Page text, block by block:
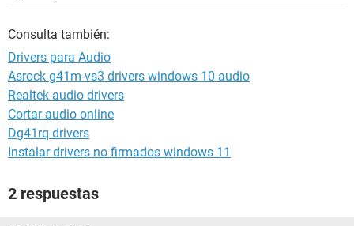
Sitio Webhttp://www.lavalys.com/
Tipo de informe Asistente de informes
Ordenador SEVEN-C65A52F9D
Generador Administrador
Sistema operativo Microsoft Windows XP Professional
5.1.2600 (WinXP Retail)
Fecha 2013-04-03
Hora 10:44
--------[ Resumen ]------------------------------------------------------------------------------
Consulta también:
Drivers para Audio
Asrock g41m-vs3 drivers windows 10 audio
Realtek audio drivers
Cortar audio online
Dg41rq drivers
Instalar drivers no firmados windows 11
2 respuestas